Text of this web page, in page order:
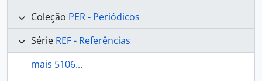
Coleção PER - Periódicos
Série REF - Referências
mais 5106...